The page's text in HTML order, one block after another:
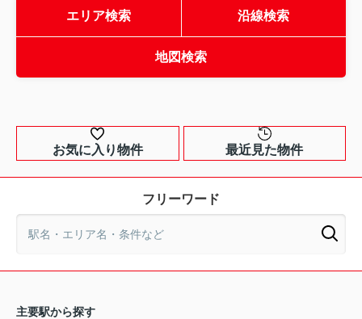
エリア検索 沿線検索
地図検索
お気に入り物件 最近見た物件
フリーワード
主要駅から探す